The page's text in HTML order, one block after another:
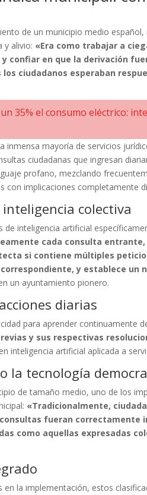
de un municipio medio
y alivio: «Era como trabajar a
confiar en que la derivación
ciudadanos esperaban
35% el consumo eléctrico:
inmensa mayoría de servicios
ciudadanas que ingresan
profano, mezclando
con implicaciones completamente
colectiva
inteligencia artificial
cada consulta
si contiene múltiples
y establece un
un ayuntamiento pionero.
diarias
para aprender continuamente
y sus respectivas
inteligencia artificial aplicada a
la tecnología
de tamaño medio, uno de los
«Tradicionalmente,
fueran
como aquellas expresadas
la implementación, estos